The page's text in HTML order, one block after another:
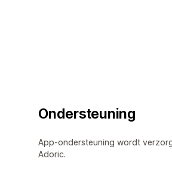
Ondersteuning
App-ondersteuning wordt
Adoric.